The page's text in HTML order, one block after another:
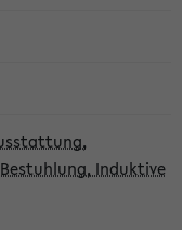
Induktive